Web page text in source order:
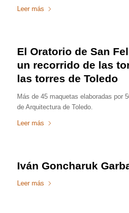
Leer más
El Oratorio de San
un recorrido de las
las torres de Toledo
Más de 45 maquetas elaboradas por
de Arquitectura de Toledo.
Leer más
Iván Goncharuk
Leer más